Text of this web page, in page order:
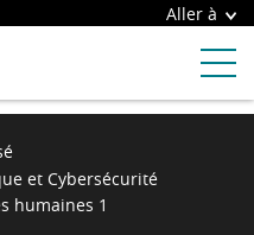
Aller à
et Cybersécurité
humaines 1